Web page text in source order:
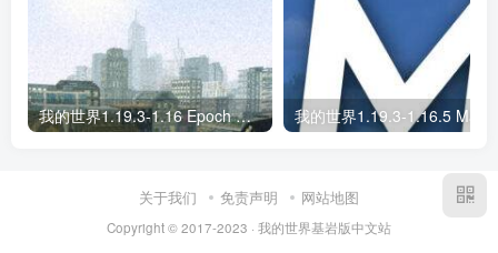
我的世界1.19.3-1.16 Epoch 光影
关于我们 免责声明 网站地图
Copyright © 2017-2023 · 我的世界基岩版中文站